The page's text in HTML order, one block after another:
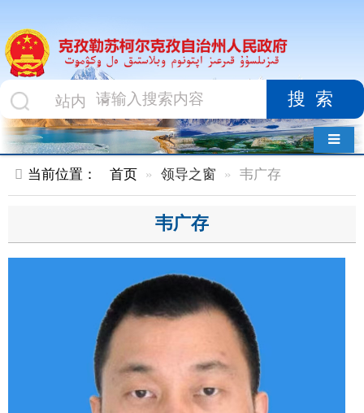
搜索
当前位置： 首页 领导之窗 韦广存
韦广存